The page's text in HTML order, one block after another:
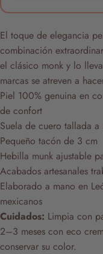
El toque de elegancia
combinación
el clásico monk y lo
marcas se atreven a
Piel 100% genuina en
de confort
Suela de cuero tallada a
Pequeño tacón de 3 cm
Hebilla munk ajustable
Acabados artesanales
Elaborado a mano en
mexicanos
Cuidados: Limpia con
2–3 meses con eco
conservar su color.